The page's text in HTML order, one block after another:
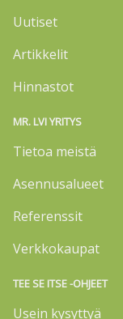
Uutiset
Artikkelit
Hinnastot
MR. LVI YRITYS
Tietoa meistä
Asennusalueet
Referenssit
Verkkokaupat
TEE SE ITSE -OHJEET
Usein kysyttyä